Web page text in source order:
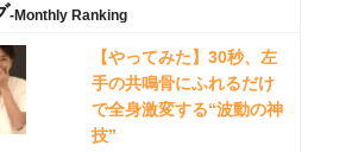
-Monthly Ranking
【やってみた】30秒、左
手の共鳴骨にふれるだけ
で全身激変する“波動の神
技”